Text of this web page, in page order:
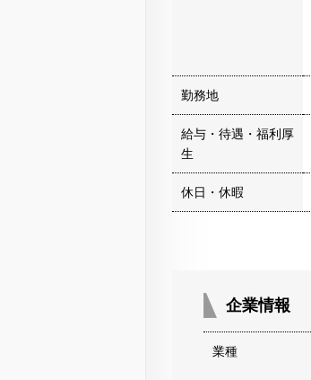
勤務地
給与・待遇・福利厚
生
休日・休暇
企業情報
業種